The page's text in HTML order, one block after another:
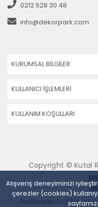
Alışveriş deneyiminizi
çerezler (cookies)
0212 528 30 48
info@dekorpark.com
KURUMSAL BİLGİLER
KULLANICI İŞLEMLERİ
KULLANIM KOŞULLARI
Copyright © Kutal
Proticaret E-Ticaret